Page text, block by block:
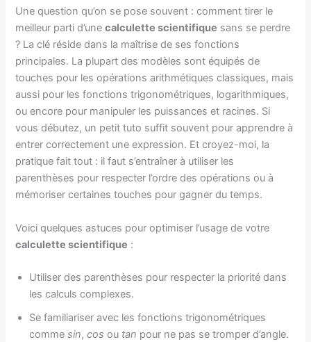
Une question qu’on se pose souvent : comment tirer le
meilleur parti d’unecalculette scientifique sans se perdre
? La clé réside dans la maîtrise de ses fonctions
principales. La plupart des modèles sont équipés de
touches pour les opérations arithmétiques classiques, mais
aussi pour les fonctions trigonométriques, logarithmiques,
ou encore pour manipuler les puissances et racines. Si
vous débutez, un petit tuto suffit souvent pour apprendre à
entrer correctement une expression. Et croyez-moi, la
pratique fait tout : il faut s’entraîner à utiliser les
parenthèses pour respecter l’ordre des opérations ou à
mémoriser certaines touches pour gagner du temps.
Voici quelques astuces pour optimiser l’usage de votre
calculette scientifique :
Utiliser des parenthèses pour respecter la priorité dans
les calculs complexes.
Se familiariser avec les fonctions trigonométriques
commesin,cos ou tan pour ne pas se tromper d’angle.